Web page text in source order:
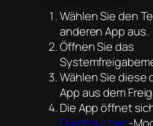
Wählen Sie den
anderen App aus.
Öffnen Sie das
Wählen Sie diese
App aus dem
Die App öffnet